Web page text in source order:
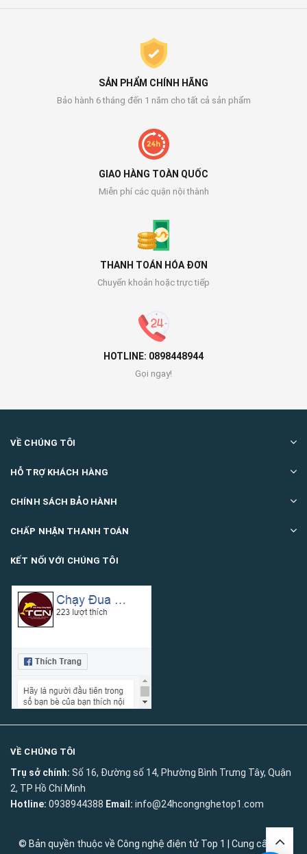
SẢN PHẨM CHÍNH HÃNG
Bảo hành 6 tháng đến 1 năm cho tất cả sản phẩm
GIAO HÀNG TOÀN QUỐC
Miễn phí các quận nội thành
THANH TOÁN HÓA ĐƠN
Chuyển khoản hoặc trực tiếp
HOTLINE: 0898448944
Gọi ngay!
VỀ CHÚNG TÔI
HỖ TRỢ KHÁCH HÀNG
CHÍNH SÁCH BẢO HÀNH
CHẤP NHẬN THANH TOÁN
KẾT NỐI VỚI CHÚNG TÔI
VỀ CHÚNG TÔI
Trụ sở chính: Số 16, Đường số 14, Phường Bình Trưng Tây, Quận
2, TP Hồ Chí Minh
Hotline: 0938944388 Email: info@24hcongnghetop1.com
© Bản quyền thuộc về Công nghệ điện tử Top 1 Cung cấp bởi